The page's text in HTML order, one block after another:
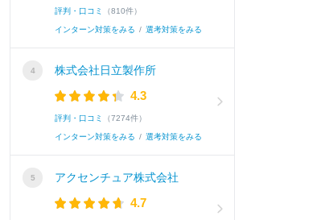
評判・口コミ （810件）
インターン対策をみる / 選考対策をみる
株式会社日立製作所
4.3
評判・口コミ （7274件）
インターン対策をみる / 選考対策をみる
アクセンチュア株式会社
4.7